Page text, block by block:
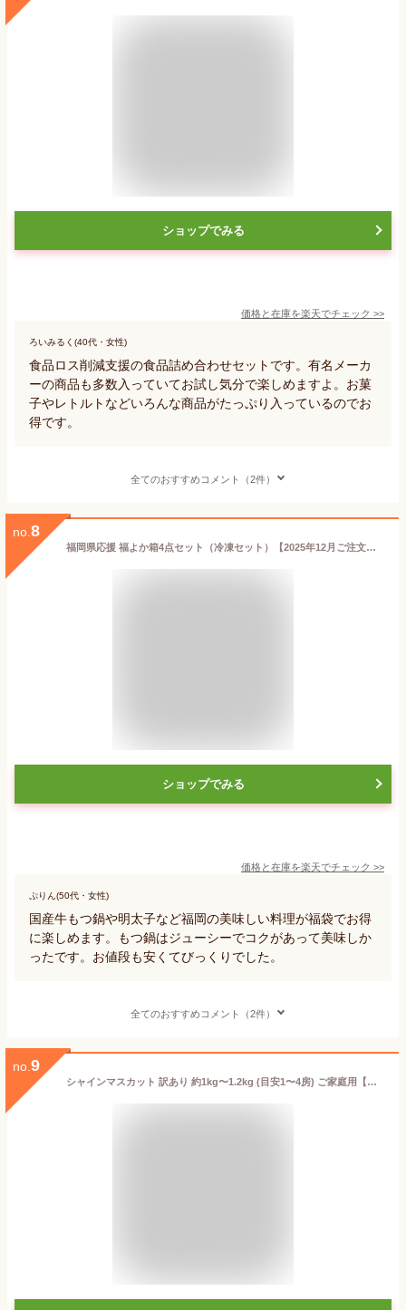
ショップでみる
価格と在庫を楽天でチェック >>
ろいみるく(40代・女性)
食品ロス削減支援の食品詰め合わせセットです。有名メーカ
ーの商品も多数入っていてお試し気分で楽しめますよ。お菓
子やレトルトなどいろんな商品がたっぷり入っているのでお
得です。
全てのおすすめコメント（2件）
no. 8
福岡県応援 福よか箱4点セット（冷凍セット）【2025年12月ご注文分よりリニューアル】高評価★4.78 国産牛もつ鍋 無着色辛子明太子 梅ヶ枝餅 さば明太 福袋 贈り物 ギフト 食品 お取り寄せグルメ 訳あり 食品ロス プレゼント 福岡県【送料無料】
ショップでみる
価格と在庫を楽天でチェック >>
ぷりん(50代・女性)
国産牛もつ鍋や明太子など福岡の美味しい料理が福袋でお得
に楽しめます。もつ鍋はジューシーでコクがあって美味しか
ったです。お値段も安くてびっくりでした。
全てのおすすめコメント（2件）
no. 9
シャインマスカット 訳あり 約1kg〜1.2kg (目安1〜4房) ご家庭用【送料無料(一部地域除く)】フルーツ 葡萄 皮ごと食べれる 種なしぶどう 果物 くだもの 果実 青果 食品ロス ブドウ おやつ デザート 夏の味覚 コロナ おうち時間応援